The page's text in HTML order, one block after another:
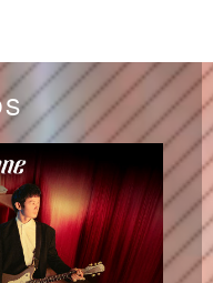
วัลแกรมมี่มาร่วมเป็น
ถึงภารกิจของ Slot
ยายฐานผู้ฟังทั่วโลก